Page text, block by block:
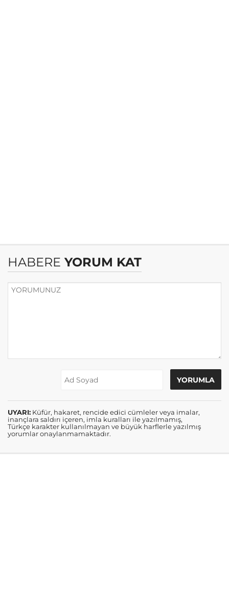
HABERE YORUM KAT
UYARI: Küfür, hakaret, rencide edici cümleler veya imalar,
inançlara saldırı içeren, imla kuralları ile yazılmamış,
Türkçe karakter kullanılmayan ve büyük harflerle yazılmış
yorumlar onaylanmamaktadır.